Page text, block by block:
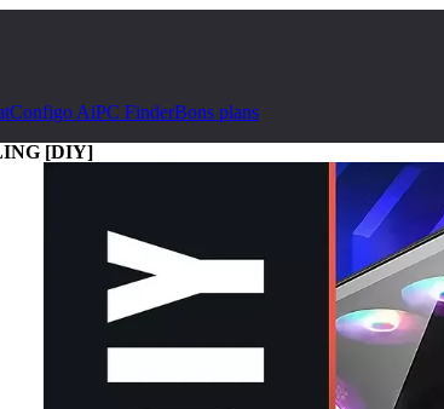
Configo AiPC FinderBons plans
[DIY]